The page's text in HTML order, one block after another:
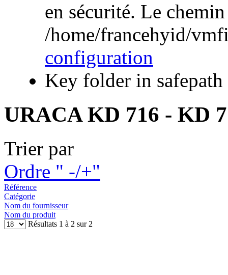
en sécurité. Le
/home/francehyid/
configuration
Key folder in safepath
URACA KD 716 - KD
Trier par
Ordre " -/+"
Référence
Catégorie
Nom du fournisseur
Nom du produit
Résultats 1 à 2 sur 2